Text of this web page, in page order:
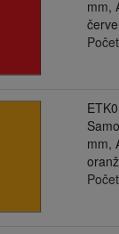
mm,
mm,